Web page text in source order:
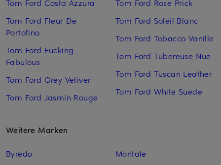
Tom Ford Costa Azzura
Tom Ford Fleur De
Portofino
Tom Ford Fucking
Fabulous
Tom Ford Grey Vetiver
Tom Ford Jasmin Rouge
Tom Ford Rose Prick
Tom Ford Soleil Blanc
Tom Ford Tobacco Vanille
Tom Ford Tubereuse Nue
Tom Ford Tuscan Leather
Tom Ford White Suede
Weitere Marken
Byredo
Montale